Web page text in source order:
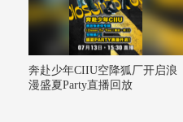
奔赴少年CIIU空降狐厂开启浪
漫盛夏Party直播回放